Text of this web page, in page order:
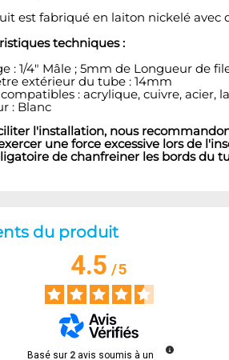
est fabriqué en laiton nickelé avec
techniques :
: 1/4" Mâle ; 5mm de Longueur de
extérieur du tube : 14mm
: acrylique, cuivre, acier,
: Blanc
l'installation, nous
une force excessive lors de
de chanfreiner les bords du
du produit
4.5/5
Basé sur 2 avis soumis à un